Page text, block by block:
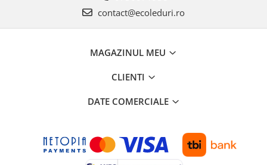
contact@ecoleduri.ro
MAGAZINUL MEU
CLIENTI
DATE COMERCIALE